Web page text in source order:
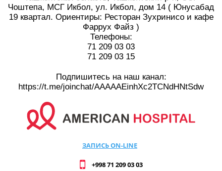
Чоштепа, МСГ Икбол, ул. Икбол, дом 14 ( Юнусабад
19 квартал. Ориентиры: Ресторан Зухринисо и кафе
Фаррух Файз )
Телефоны:
71 209 03 03
71 209 03 15
Подпишитесь на наш канал:
https://t.me/joinchat/AAAAAEinhXc2TCNdHNtSdw
ЗАПИСЬ ON-LINE
+998 71 209 03 03